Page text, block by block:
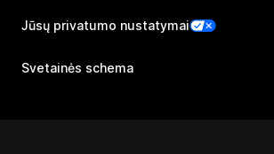
Jūsų privatumo nustatymai
Svetainės schema